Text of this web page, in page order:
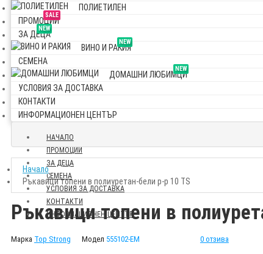
ПОЛИЕТИЛЕН
SALE
ПРОМОЦИИ
NEW
ЗА ДЕЦА
NEW
ВИНО И РАКИЯ
СЕМЕНА
NEW
ДОМАШНИ ЛЮБИМЦИ
УСЛОВИЯ ЗА ДОСТАВКА
КОНТАКТИ
ИНФОРМАЦИОНЕН ЦЕНТЪР
НАЧАЛО
ПРОМОЦИИ
ЗА ДЕЦА
СЕМЕНА
УСЛОВИЯ ЗА ДОСТАВКА
КОНТАКТИ
ИНФОРМАЦИОНЕН ЦЕНТЪР
Начало
Ръкавици топени в полиуретан-бели р-р 10 TS
Ръкавици топени в
Марка Top Strong Модел 555102-EM 0 отзива